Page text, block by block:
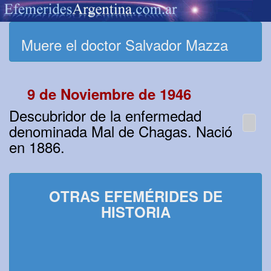
Muere el doctor Salvador Mazza
9 de Noviembre de 1946
Descubridor de la enfermedad
denominada Mal de Chagas. Nació
en 1886.
OTRAS EFEMÉRIDES DE
HISTORIA